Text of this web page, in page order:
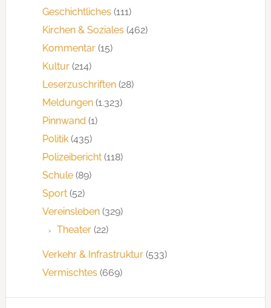
Geschichtliches (111)
Kirchen & Soziales (462)
Kommentar(15)
Kultur(214)
Leserzuschriften(28)
Meldungen(1.323)
Pinnwand (1)
Politik(435)
Polizeibericht(118)
Schule(89)
Sport(52)
Vereinsleben(329)
Theater(22)
Verkehr & Infrastruktur(533)
Vermischtes (669)